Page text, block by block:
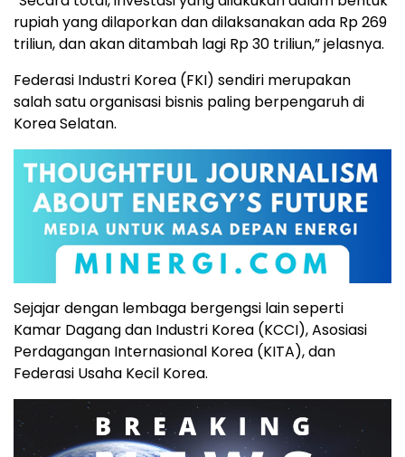
rupiah yang dilaporkan dan dilaksanakan ada Rp 269
triliun, dan akan ditambah lagi Rp 30 triliun,” jelasnya.
Federasi Industri Korea (FKI) sendiri merupakan
salah satu organisasi bisnis paling berpengaruh di
Korea Selatan.
Sejajar dengan lembaga bergengsi lain seperti
Kamar Dagang dan Industri Korea (KCCI), Asosiasi
Perdagangan Internasional Korea (KITA), dan
Federasi Usaha Kecil Korea.